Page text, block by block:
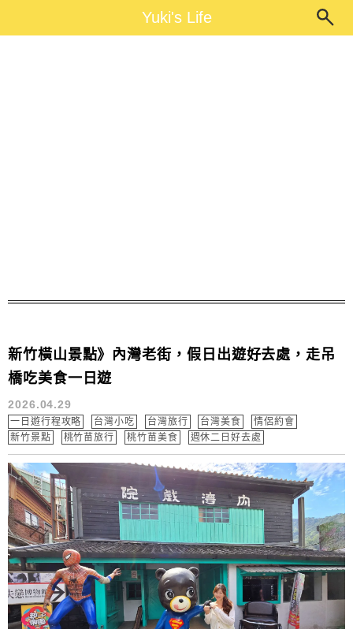
Yuki's LifeYuki's Life
新竹橫山景點》內灣老街，假日出遊好去處，走吊
橋吃美食一日遊
2026.04.29
一日遊行程攻略 台灣小吃 台灣旅行 台灣美食
情侶約會
新竹景點
桃竹苗旅行 桃竹苗美食 週休二日好去處